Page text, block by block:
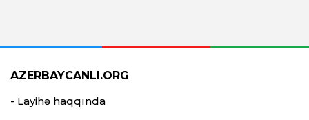
AZERBAYCANLI.ORG
- Layihə haqqında